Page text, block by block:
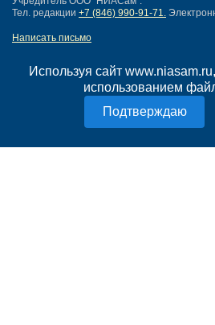
Используя сайт
использованием
Тел. редакции +7 (846) 990-91-71.
Написать письмо
Нашли ошибку?
Политика конфиденциальности